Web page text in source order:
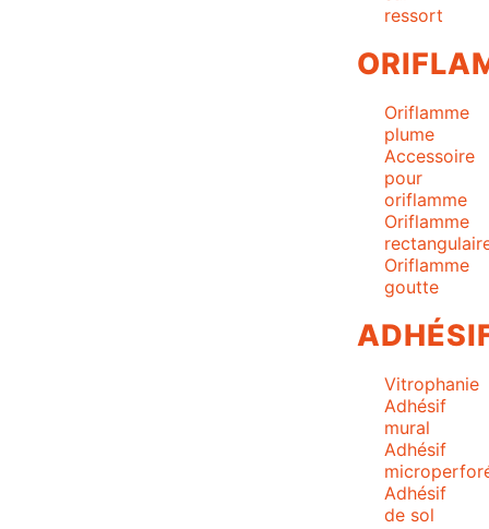
ressort
Oriflamme
plume
Accessoire
pour
oriflamme
Oriflamme
Oriflamme
goutte
Vitrophanie
Adhésif
mural
Adhésif
Adhésif
de sol